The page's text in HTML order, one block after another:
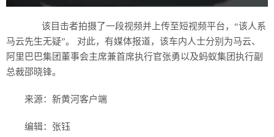
该目击者拍摄了一段视频并上传至短视频平台，“该人系
马云先生无疑”。 对此，有媒体报道，该车内人士分别为马云、
阿里巴巴集团董事会主席兼首席执行官张勇以及蚂蚁集团执行副
总裁邵晓锋。
来源：新黄河客户端
编辑：张钰